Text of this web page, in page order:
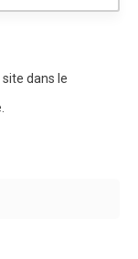
dans le